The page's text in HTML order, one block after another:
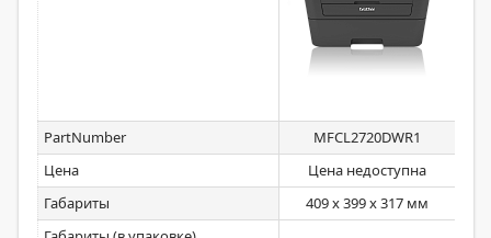
PartNumber
MFCL2720DWR1
Цена
Цена недоступна
Габариты
409 x 399 x 317 мм